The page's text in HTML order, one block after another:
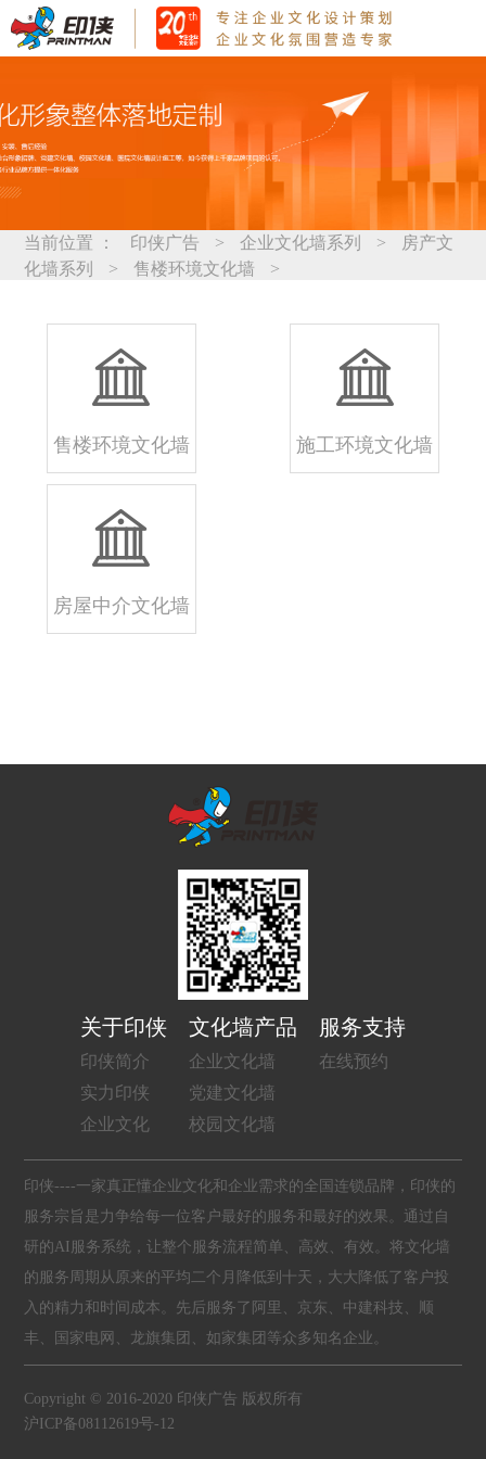
当前位置 ： 印侠广告 > 企业文化墙系列 >
房产文
化墙系列
> 售楼环境文化墙 >
售楼环境文化墙 施工环境文化墙
房屋中介文化墙
关于印侠
印侠简介
实力印侠
企业文化
文化墙产品
企业文化墙
党建文化墙
校园文化墙
服务支持
在线预约
印侠----一家真正懂企业文化和企业需求的全国连锁品牌，印侠的
服务宗旨是力争给每一位客户最好的服务和最好的效果。通过自
研的AI服务系统，让整个服务流程简单、高效、有效。将文化墙
的服务周期从原来的平均二个月降低到十天，大大降低了客户投
入的精力和时间成本。先后服务了阿里、京东、中建科技、顺
丰、国家电网、龙旗集团、如家集团等众多知名企业。
Copyright © 2016-2020 印侠广告 版权所有
沪ICP备08112619号-12